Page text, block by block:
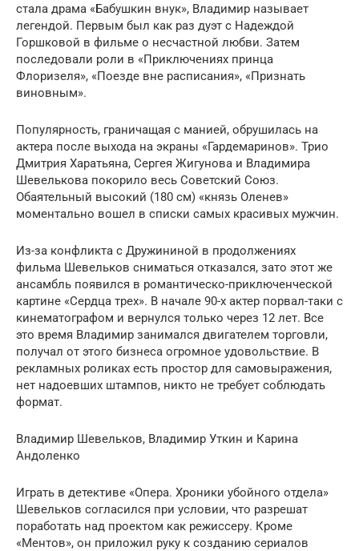
стала драма «Бабушкин внук», Владимир называет
легендой. Первым был как раз дуэт с Надеждой
Горшковой в фильме о несчастной любви. Затем
последовали роли в «Приключениях принца
Флоризеля», «Поезде вне расписания», «Признать
виновным».
Популярность, граничащая с манией, обрушилась на
актера после выхода на экраны «Гардемаринов». Трио
Дмитрия Харатьяна, Сергея Жигунова и Владимира
Шевелькова покорило весь Советский Союз.
Обаятельный высокий (180 см) «князь Оленев»
моментально вошел в списки самых красивых мужчин.
Из-за конфликта с Дружининой в продолжениях
фильма Шевельков сниматься отказался, зато этот же
ансамбль появился в романтическо-приключенческой
картине «Сердца трех». В начале 90-х актер порвал-таки с
кинематографом и вернулся только через 12 лет. Все
это время Владимир занимался двигателем торговли,
получал от этого бизнеса огромное удовольствие. В
рекламных роликах есть простор для самовыражения,
нет надоевших штампов, никто не требует соблюдать
формат.
Владимир Шевельков, Владимир Уткин и Карина
Андоленко
Играть в детективе «Опера. Хроники убойного отдела»
Шевельков согласился при условии, что разрешат
поработать над проектом как режиссеру. Кроме
«Ментов», он приложил руку к созданию сериалов